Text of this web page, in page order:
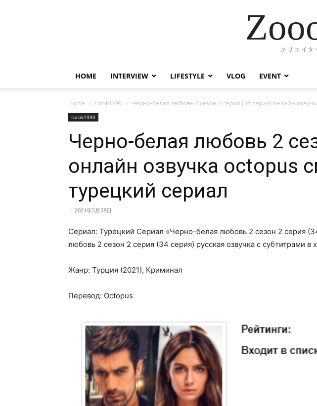
クリエイタ
HOME INTERVIEW LIFESTYLE VLOG EVENT
Home turok1990 Черно-белая любовь 2 сезон 2 серия (34 серия) онлайн
turok1990
Черно-белая любовь 2
онлайн озвучка octopus
турецкий сериал
- 2021年5月28日
Сериал: Турецкий Сериал «Черно-белая любовь 2 сезон 2 серия
любовь 2 сезон 2 серия (34 серия) русская озвучка с субтитрами
Жанр: Турция (2021), Криминал
Перевод: Octopus